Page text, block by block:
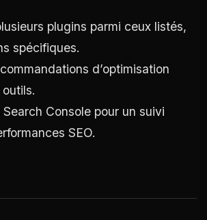
plugins parmi ceux listés,
spécifiques.
d’optimisation
Console pour un suivi
SEO.